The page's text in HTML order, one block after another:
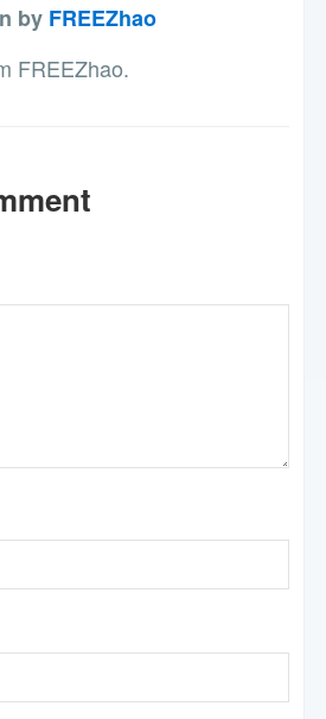
by FREEZhao
FREEZhao.